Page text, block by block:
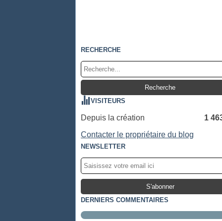
RECHERCHE
VISITEURS
Depuis la création
1
Contacter le propriétaire du blog
NEWSLETTER
DERNIERS COMMENTAIRES